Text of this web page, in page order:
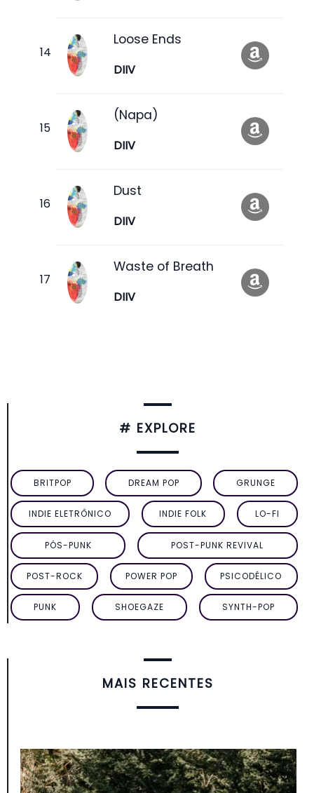
Loose Ends
DIIV
(Napa)
DIIV
Dust
DIIV
Waste of Breath
DIIV
# EXPLORE
BRITPOP DREAM POP GRUNGE
INDIE ELETRÔNICO INDIE FOLK LO-FI
PÓS-PUNK POST-PUNK REVIVAL
POST-ROCK POWER POP PSICODÉLICO
PUNK SHOEGAZE SYNTH-POP
MAIS RECENTES